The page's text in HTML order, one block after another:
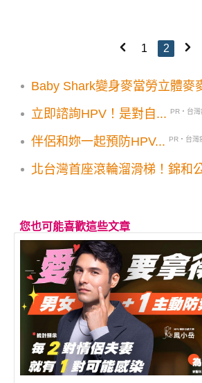
1 2
Baby Shark變身麥當勞立體麥
立即諮詢HPV！是對自...
PR・台
伴侶和妳一起預防HPV... PR・台灣
北台灣首座滾輪溜滑梯！錦和
您也可能喜歡這些文章